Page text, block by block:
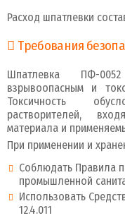
Расход шпатлевки
Требования
Шпатлевка ПФ-
взрывоопасным и
Токсичность
растворителей,
материала и
При применении и
Соблюдать Правила
промышленной
Использовать
12.4.011